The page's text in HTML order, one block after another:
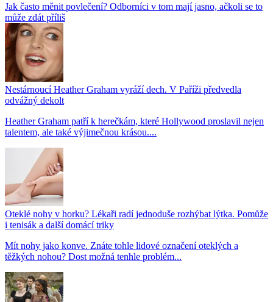
Jak často měnit povlečení? Odborníci v tom mají jasno, ačkoli se to
může zdát příliš
Nestárnoucí Heather Graham vyráží dech. V Paříži předvedla
odvážný dekolt
Heather Graham patří k herečkám, které Hollywood proslavil nejen
talentem, ale také výjimečnou krásou....
Oteklé nohy v horku? Lékaři radí jednoduše rozhýbat lýtka. Pomůže
i tenisák a další domácí triky
Mít nohy jako konve. Znáte tohle lidové označení oteklých a
těžkých nohou? Dost možná tenhle problém...